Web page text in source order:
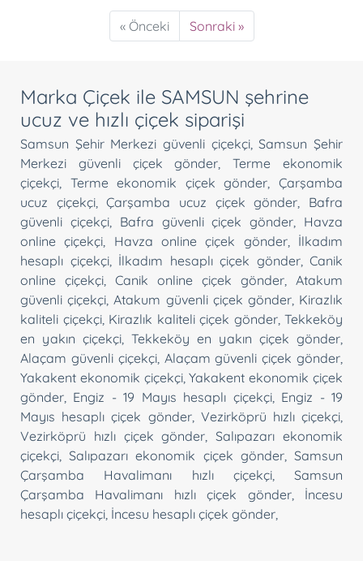
« Önceki Sonraki »
Marka Çiçek ile SAMSUN şehrine
ucuz ve hızlı çiçek siparişi
Samsun Şehir Merkezi güvenli çiçekçi,Samsun Şehir
Merkezi güvenli çiçek gönder ,Terme ekonomik
çiçekçi
Terme ekonomik çiçek gönder ,Çarşamba
ucuz çiçekçi,Çarşamba ucuz çiçek gönder
Bafra
güvenli çiçekçi, Bafra güvenli çiçek gönder
Havza
online çiçekçi
Havza online çiçek gönder, İlkadım
hesaplı çiçekçi, İlkadım hesaplı çiçek gönder, Canik
online çiçekçi
Canik online çiçek gönder
Atakum
güvenli çiçekçi ,Atakum güvenli çiçek gönder, Kirazlık
kaliteli çiçekçi, Kirazlık kaliteli çiçek gönder, Tekkeköy
en yakın çiçekçi Tekkeköy en yakın çiçek gönder
Alaçam güvenli çiçekçi, Alaçam güvenli çiçek gönder
Yakakent ekonomik çiçekçi,Yakakent ekonomik çiçek
gönder Engiz - 19 Mayıs hesaplı çiçekçi, Engiz - 19
Mayıs hesaplı çiçek gönder, Vezirköprü hızlı çiçekçi
Vezirköprü hızlı çiçek gönder ,Salıpazarı ekonomik
çiçekçi ,Salıpazarı ekonomik çiçek gönder,Samsun
Çarşamba Havalimanı hızlı çiçekçi, Samsun
Çarşamba Havalimanı hızlı çiçek gönder, İncesu
hesaplı çiçekçi İncesu hesaplı çiçek gönder